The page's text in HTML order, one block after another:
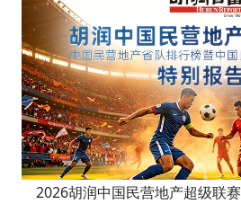
2026胡润中国民营地产超级联赛